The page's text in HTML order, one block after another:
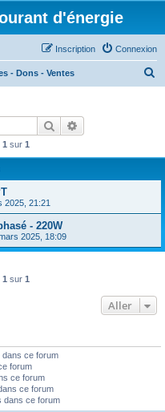
d'énergie
Connexion
Inscription
- Dons - Ventes
r
Rechercher
1 sur 1
2025, 21:21
- 220W
2025, 18:09
1 sur 1
Aller
dans ce forum
forum
ce forum
ce forum
dans ce forum